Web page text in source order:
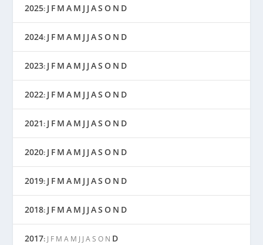
2025: J F M A M J J AS O N D
2024: J F M A M J J AS O N D
2023: J F M A M J J AS O N D
2022: J F M A M J J AS O N D
2021: J F M A M J J AS O N D
2020: J F M A M J J AS O N D
2019: J F M A M J J AS O N D
2018: J F M A M J J AS O N D
2017: J F M A M J J A S O N D